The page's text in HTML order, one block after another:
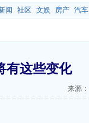
闻 社区 文娱 房产 汽车
有这些变化
来源：